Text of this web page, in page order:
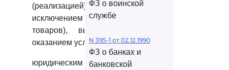
(реализацией) товаров (за
исключением подакцизных
товаров), выполнением работ,
оказанием услуг;
юридическим лицам (за
ФЗ о воинской
службе
N 395-1 от 02.12.1990
ФЗ о банках и
банковской